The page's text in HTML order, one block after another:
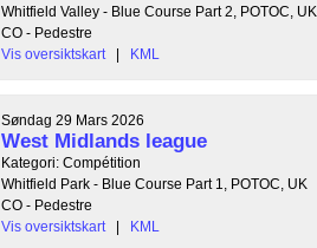
Whitfield Valley - Blue Course Part 2, POTOC, UK
CO - Pedestre
Vis oversiktskart
| KML
Søndag 29 Mars 2026
West Midlands league
Kategori: Compétition
Whitfield Park - Blue Course Part 1, POTOC, UK
CO - Pedestre
Vis oversiktskart
| KML